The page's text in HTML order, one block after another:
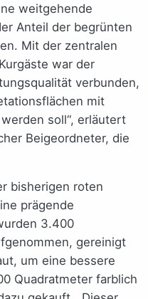
weitgehende
Anteil der begrünten
Mit der zentralen
war der
verbunden,
mit
soll“, erläutert
Beigeordneter, die
bisherigen roten
prägende
3.400
gereinigt
um eine bessere
Quadratmeter farblich